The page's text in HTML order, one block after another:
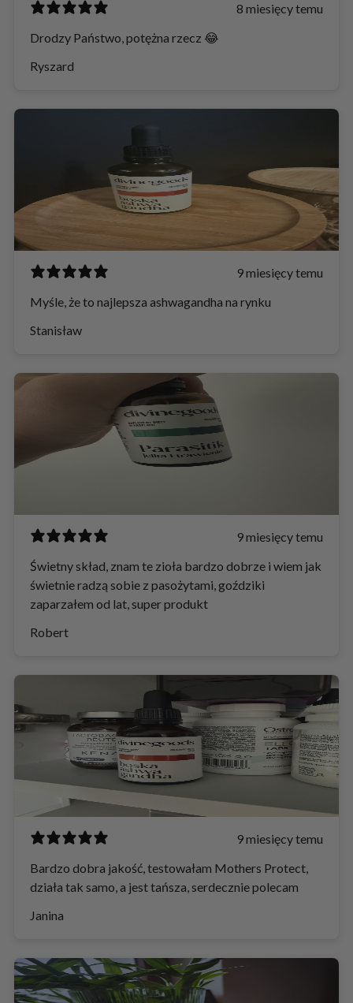
8 miesięcy temu
Drodzy Państwo, potężna rzecz 😂
Ryszard
9 miesięcy temu
Myśle, że to najlepsza ashwagandha na rynku
Stanisław
9 miesięcy temu
Świetny skład, znam te zioła bardzo dobrze i wiem jak
świetnie radzą sobie z pasożytami, goździki
zaparzałem od lat, super produkt
Robert
9 miesięcy temu
Bardzo dobra jakość, testowałam Mothers Protect,
działa tak samo, a jest tańsza, serdecznie polecam
Janina